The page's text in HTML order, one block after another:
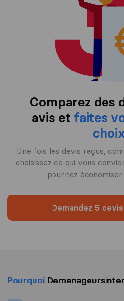
Comparez des
avis et faites
choix
Une fois les devis reçus,
choisissez ce qui vous
pourriez économiser
Demandez 5
Pourquoi